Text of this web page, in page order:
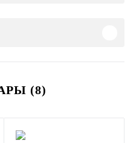
(8)